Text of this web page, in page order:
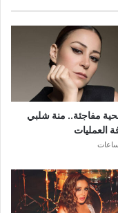
مفاجئة.. منة شلبي
العمليات